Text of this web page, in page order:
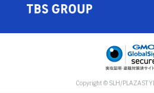
Copyright © SLH/